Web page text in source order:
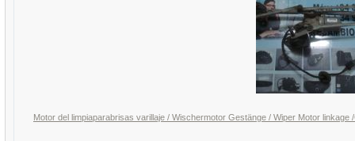
Motor del limpiaparabrisas varillaje / Wischermotor Gestänge / Wiper Motor